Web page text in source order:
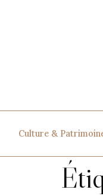
Culture &